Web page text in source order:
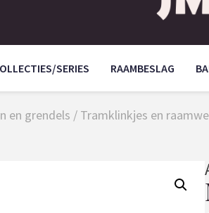
SERIES RAAMBESLAG
en grendels / Tramklinkjes en